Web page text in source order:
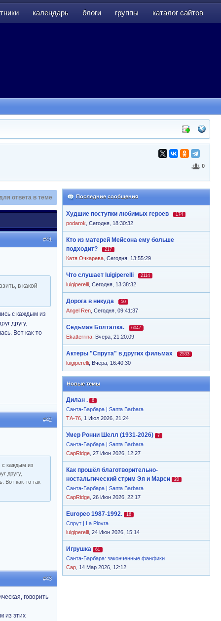
календарь блоги группы каталог сайтов
0
Последние сообщения
Худшие поступки любимых героев 174
podarok Сегодня, 18:30:32
Кто из матерей Мейсона ему больше
подходит?
217
Катя Очкарева Сегодня, 13:55:29
Что слушает luigiperelli 2114
luigiperelli Сегодня, 13:38:32
Дорога в никуда 50
Angel Ren Сегодня, 09:41:37
Седьмая Болталка. 6047
Ekatterrina Вчера, 21:20:09
Актеры "Спрута" в других фильмах 2533
luigiperelli Вчера, 16:40:30
Новые темы
Дилан . 6
Санта-Барбара | Santa Barbara
ТА-76 , 1 Июл 2026, 21:24
Умер Ронни Шелл (1931-2026) 7
Санта-Барбара | Santa Barbara
CapRidge , 27 Июн 2026, 12:27
Как прошёл благотворительно-
ностальгический стрим Эя и Марси
20
Санта-Барбара | Santa Barbara
CapRidge , 26 Июн 2026, 22:17
Europeo 1987-1992. 16
Спрут | La Piovra
luigiperelli , 24 Июн 2026, 15:14
Игрушка 61
Санта-Барбара: законченные фанфики
Cap , 14 Мар 2026, 12:12
ответа в теме
#41
в какой
с каждым из
другу,
Вот как-то
#42
с каждым из
другу,
Вот как-то так
#43
говорить
из этих